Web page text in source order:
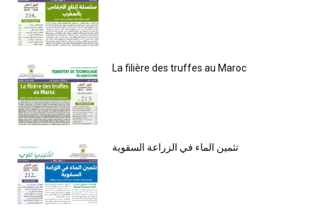
La filière des truffes au Maroc
تثمين الماء في الزراعة السقوية